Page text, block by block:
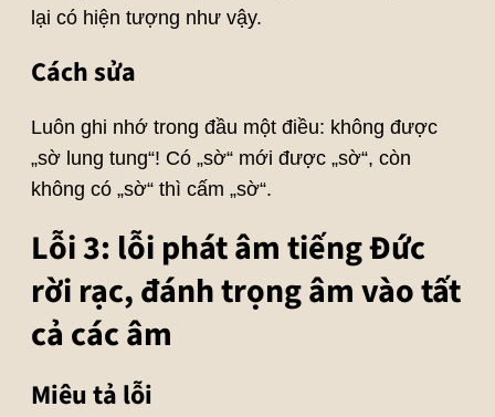
lại có hiện tượng như vậy.
Cách sửa
Luôn ghi nhớ trong đầu một điều: không được
„sờ lung tung“! Có „sờ“ mới được „sờ“, còn
không có „sờ“ thì cấm „sờ“.
Lỗi 3: lỗi phát âm tiếng Đức
rời rạc, đánh trọng âm vào tất
cả các âm
Miêu tả lỗi